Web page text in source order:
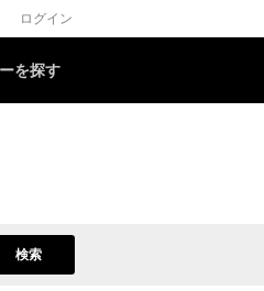
ログイン
を探す
検索